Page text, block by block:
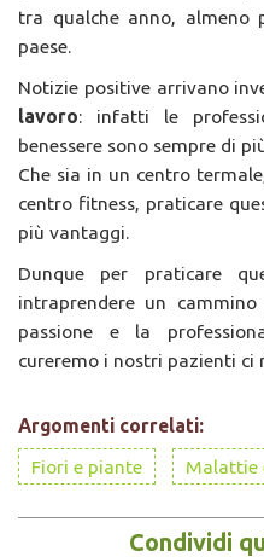
tra qualche anno, almeno
paese.
Notizie positive arrivano
lavoro: infatti le
benessere sono sempre di
Che sia in un centro
centro fitness, praticare
più vantaggi.
Dunque per praticare
intraprendere un
passione e la
cureremo i nostri pazienti ci
Argomenti correlati:
Fiori e piante
Malattie
Condividi